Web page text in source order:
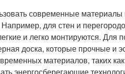
современные материалы
для стен и
и легко монтируются. Для
доска, которые прочные и
материалов, таких